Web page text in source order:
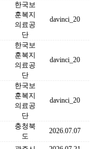
한국보
훈복지
의료공
단
davinci_20
한국보
훈복지
의료공
단
davinci_20
한국보
훈복지
의료공
단
davinci_20
충청북
도
2026.07.07